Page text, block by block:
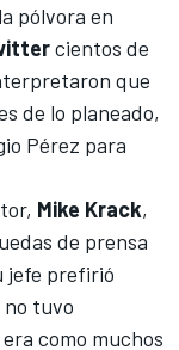
pólvora en
cientos de
que
de lo planeado,
Pérez para
Mike Krack,
de prensa
jefe prefirió
tuvo
como muchos